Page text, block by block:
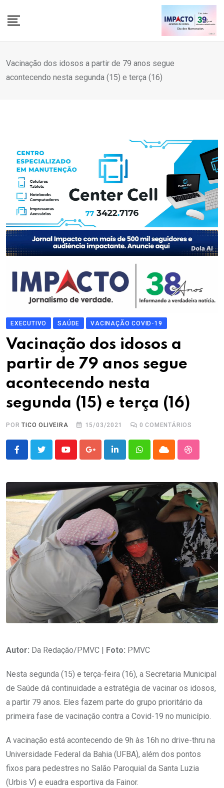
Vacinação dos idosos a partir de 79 anos segue
acontecendo nesta segunda (15) e terça (16)
EXECUTIVO SAÚDE VACINAÇÃO COVID-19
Vacinação dos idosos a
partir de 79 anos segue
acontecendo nesta
segunda (15) e terça (16)
PORTICO OLIVEIRA 15/03/2021 0 COMENTÁRIOS
YoutubeGoogle+LinkedInWhatsappCloud
Autor: Da Redação/PMVC | Foto: PMVC
Nesta segunda (15) e terça-feira (16), a Secretaria Municipal
de Saúde dá continuidade a estratégia de vacinar os idosos,
a partir 79 anos. Eles fazem parte do grupo prioritário da
primeira fase de vacinação contra a Covid-19 no município.
A vacinação está acontecendo de 9h às 16h no drive-thru na
Universidade Federal da Bahia (UFBA), além dos pontos
fixos para pedestres no Salão Paroquial da Santa Luzia
(Urbis V) e euadra esportiva da Fainor.